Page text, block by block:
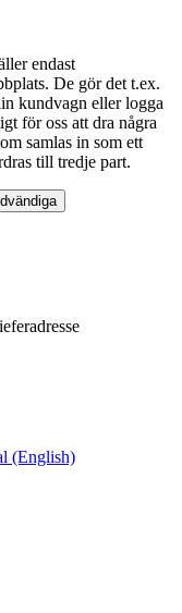
endast
De gör det t.ex.
kundvagn eller logga
för oss att dra några
samlas in som ett
till tredje part.
(English)